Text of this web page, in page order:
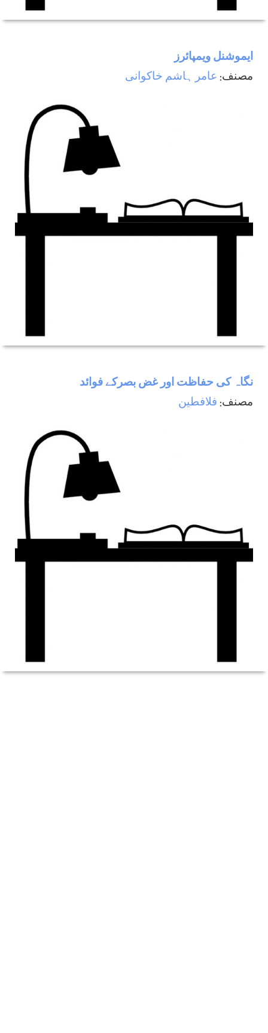
ایموشنل ویمپائرز
مصنف: عامر ہاشم خاکوانی
نگاہ كی حفاظت اور غض بصركے فوائد
مصنف: فلافطين